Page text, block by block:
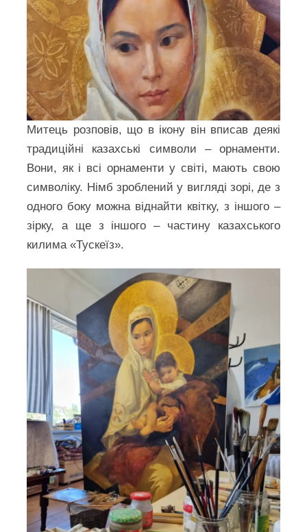
Митець розповів, що в ікону він вписав деякі
традиційні казахські символи – орнаменти.
Вони, як і всі орнаменти у світі, мають свою
символіку. Німб зроблений у вигляді зорі, де з
одного боку можна віднайти квітку, з іншого –
зірку, а ще з іншого – частину казахського
килима «Тускеїз».